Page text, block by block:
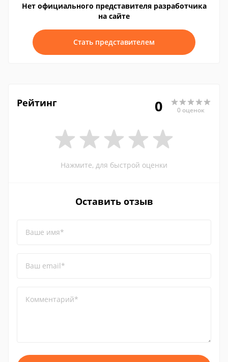
Нет официального представителя разработчика
на сайте
Стать представителем
Рейтинг 0 0 оценок
Нажмите, для быстрой оценки
Оставить отзыв
Ваше имя*
Ваш email*
Комментарий*